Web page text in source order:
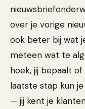
over je vorige
ook beter bij wat
meteen wat te
hoek, jij bepaalt
laatste stap kun
— jij kent je